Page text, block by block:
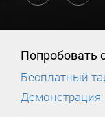
Попробовать
Бесплатный
Демонстрация